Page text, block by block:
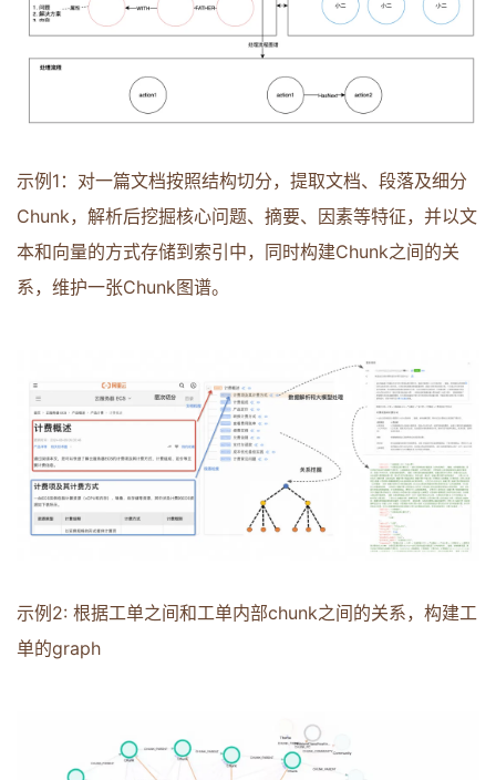
示例1：对一篇文档按照结构切分，提取文档、段落及细分
Chunk，解析后挖掘核心问题、摘要、因素等特征，并以文
本和向量的方式存储到索引中，同时构建Chunk之间的关
系，维护一张Chunk图谱。
示例2: 根据工单之间和工单内部chunk之间的关系，构建工
单的graph